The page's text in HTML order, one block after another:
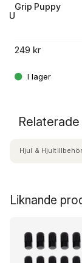
RU
Grip Puppy
249 kr
Liknande
Hjul & Hjultillbehör